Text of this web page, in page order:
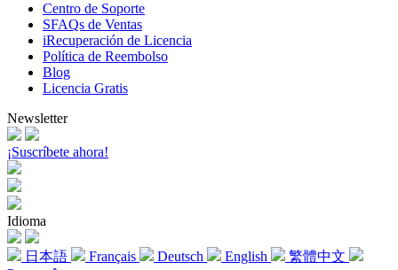
Centro de Soporte
SFAQs de Ventas
iRecuperación de Licencia
Política de Reembolso
Blog
Licencia Gratis
Newsletter
¡Suscríbete ahora!
Idioma
日本語 Français Deutsch English
繁體中文